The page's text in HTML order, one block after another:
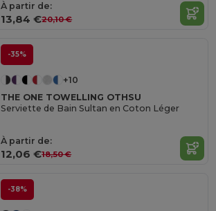
À partir de:
13,84 €20,10 €
-35%
+10
THE ONE TOWELLING OTHSU
Serviette de Bain Sultan en Coton Léger
À partir de:
12,06 €18,50 €
-38%